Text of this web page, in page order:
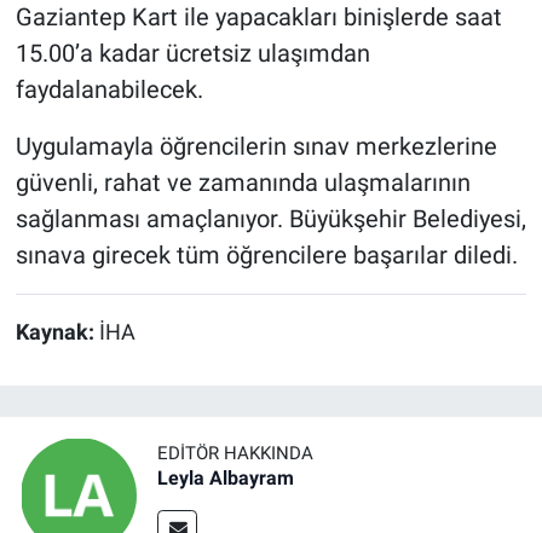
Gaziantep Kart ile yapacakları binişlerde saat
15.00’a kadar ücretsiz ulaşımdan
faydalanabilecek.
Uygulamayla öğrencilerin sınav merkezlerine
güvenli, rahat ve zamanında ulaşmalarının
sağlanması amaçlanıyor. Büyükşehir Belediyesi,
sınava girecek tüm öğrencilere başarılar diledi.
Kaynak: İHA
EDITÖR HAKKINDA
Leyla Albayram